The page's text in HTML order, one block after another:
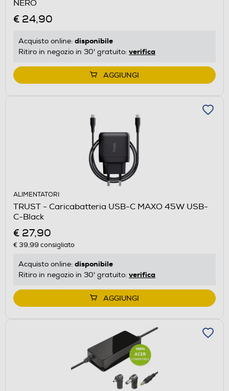
NERO
€ 24,90
Acquisto online: disponibile
Ritiro in negozio in 30' gratuito: verifica
AGGIUNGI
ALIMENTATORI
TRUST - Caricabatteria USB-C MAXO 45W USB-
C-Black
€ 27,90
€ 39,99 consigliato
Acquisto online: disponibile
Ritiro in negozio in 30' gratuito: verifica
AGGIUNGI